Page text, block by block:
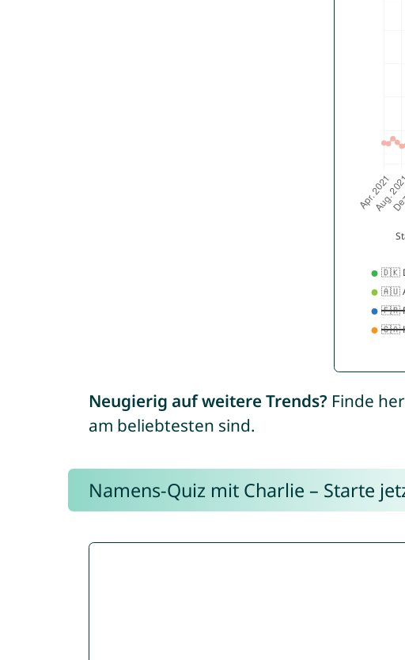
Neugierig auf weitere Trends? Finde
am beliebtesten sind.
Namens-Quiz mit Charlie – Starte